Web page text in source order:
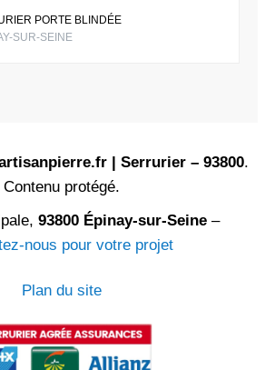
PORTE BLINDÉE
SUR-SEINE
| Serrurier – 93800.
Contenu protégé.
93800 Épinay-sur-Seine –
nous pour votre projet
Plan du site